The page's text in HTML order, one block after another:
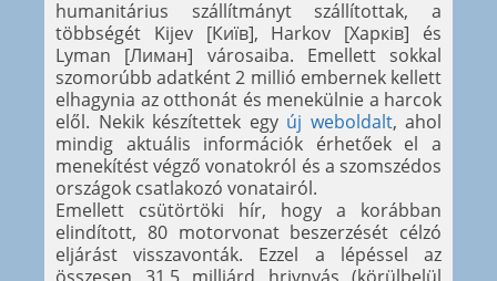
humanitárius szállítmányt szállítottak, a
többségét Kijev [Київ], Harkov [Харків] és
Lyman [Лиман] városaiba. Emellett sokkal
szomorúbb adatként 2 millió embernek kellett
elhagynia az otthonát és menekülnie a harcok
elől. Nekik készítettek egy új weboldalt, ahol
mindig aktuális információk érhetőek el a
menekítést végző vonatokról és a szomszédos
országok csatlakozó vonatairól.
Emellett csütörtöki hír, hogy a korábban
elindított, 80 motorvonat beszerzését célzó
eljárást visszavonták. Ezzel a lépéssel az